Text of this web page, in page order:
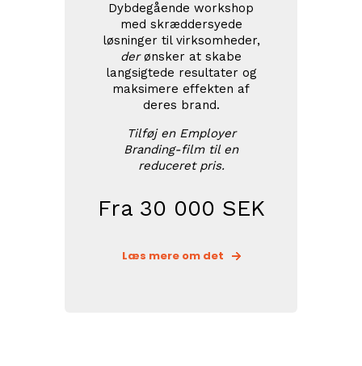
Dybdegående workshop
med skræddersyede
løsninger til virksomheder,
derønsker at skabe
langsigtede resultater og
maksimere effekten af
deres brand.
Tilføj en Employer
Branding-film til en
reduceret pris.
Fra 30 000 SEK
Læs mere om det